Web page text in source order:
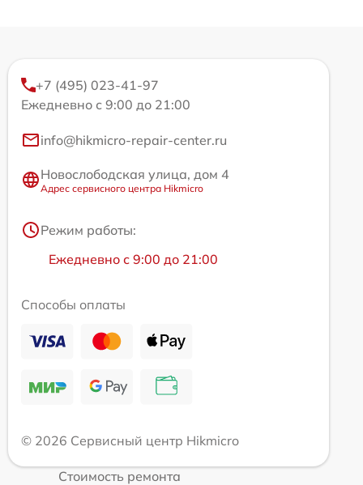
+7 (495) 023-41-97
Ежедневно с 9:00 до 21:00
info@hikmicro-repair-center.ru
Новослободская улица, дом 4
Адрес сервисного центра Hikmicro
Режим работы:
Ежедневно с 9:00 до 21:00
Способы оплаты
© 2026 Сервисный центр Hikmicro
Стоимость ремонта